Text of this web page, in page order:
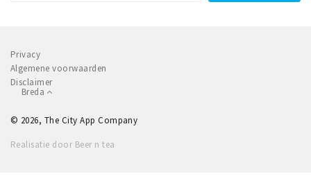
Privacy
Algemene voorwaarden
Disclaimer
Breda
© 2026, The City App Company
Realisatie door Beer n tea